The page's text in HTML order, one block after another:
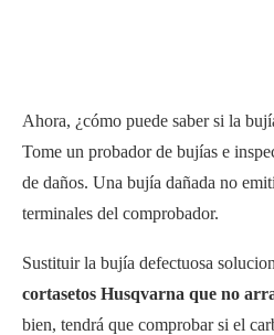
Ahora, ¿cómo puede saber si la
Tome un probador de bujías e
de daños. Una bujía dañada no
terminales del comprobador.
Sustituir la bujía defectuosa
cortasetos Husqvarna que no
bien, tendrá que comprobar si el